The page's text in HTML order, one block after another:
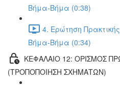
Βήμα-Βήμα (0:38)
4. Ερώτηση
Βήμα-Βήμα (0:34)
ΚΕΦΑΛΑΙΟ 12: ΟΡΙΣΜΟΣ
(ΤΡΟΠΟΠΟΙΗΣΗ ΣΧΗΜΑΤΩΝ)